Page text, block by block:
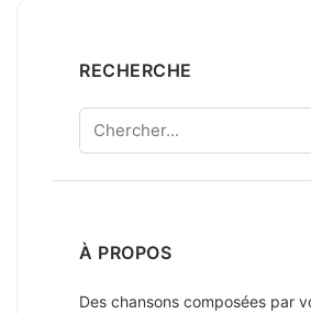
RECHERCHE
Chercher
À PROPOS
Des chansons composées par